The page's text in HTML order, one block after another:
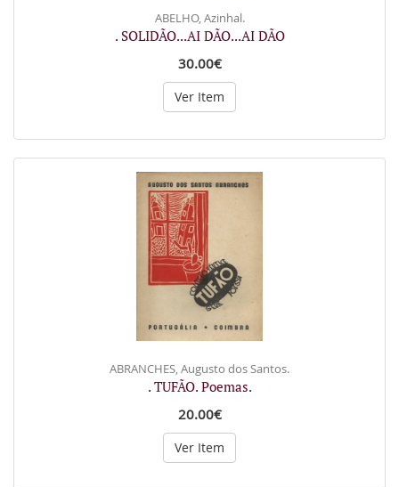
ABELHO, Azinhal.
. SOLIDÃO...AI DÃO...AI DÃO
30.00€
Ver Item
ABRANCHES, Augusto dos Santos.
. TUFÃO. Poemas.
20.00€
Ver Item